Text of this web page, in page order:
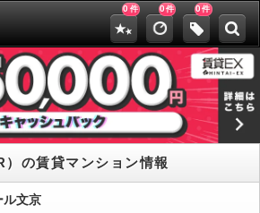
0 件 0件 0件
の賃貸マンション情報
ル文京